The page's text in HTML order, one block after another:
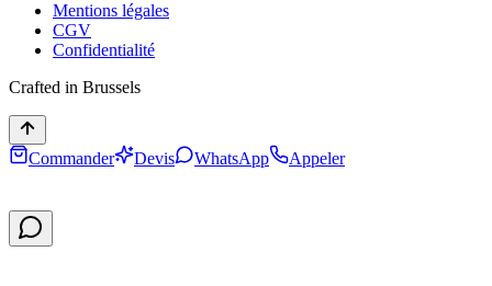
Mentions légales
CGV
Confidentialité
Crafted in Brussels
Commander Devis WhatsApp Appeler